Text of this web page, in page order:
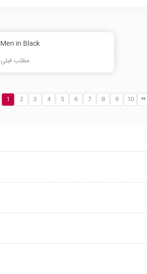
Men in Black
مطلب قبلی
1 2 3 4 5 6 7 8 9 10